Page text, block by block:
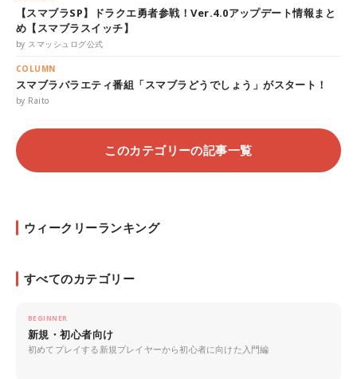
【スマブラSP】ドラクエ勇者参戦！Ver.4.0アップデート情報まと
め【スマブラスイッチ】
by スマッシュログ公式
COLUMN
スマブラバラエティ番組「スマブラどうでしょう」がスタート！
by Raito
このカテゴリーの記事一覧
ウィークリーランキング
すべてのカテゴリー
BEGINNER
新規・初心者向け
初めてプレイする新規プレイヤーから初心者に向けた入門編